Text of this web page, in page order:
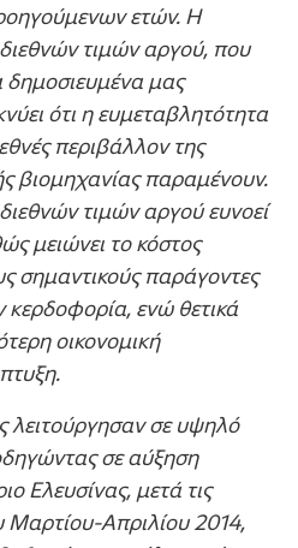
ετών. Η
τιμών αργού, που
δημοσιευμένα μας
ότι η ευμεταβλητότητα
περιβάλλον της
βιομηχανίας παραμένουν.
τιμών αργού ευνοεί
μειώνει το κόστος
σημαντικούς παράγοντες
ενώ θετικά
οικονομική
λειτούργησαν σε υψηλό
σε αύξηση
Ελευσίνας, μετά τις
Μαρτίου-Απριλίου 2014,